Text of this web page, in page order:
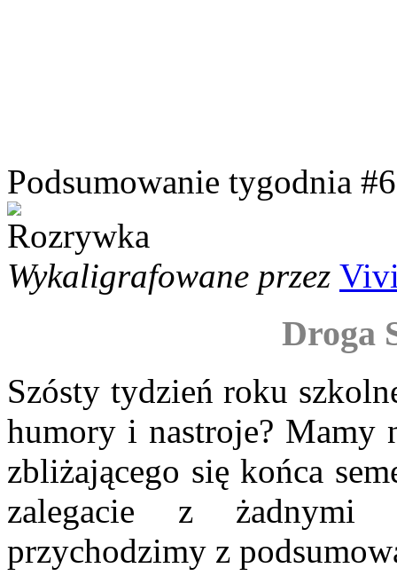
Podsumowanie tygodnia
Wykaligrafowane przez
Droga
Szósty tydzień roku
humory i nastroje? Mamy
zbliżającego się końca
zalegacie z żadnymi
przychodzimy z